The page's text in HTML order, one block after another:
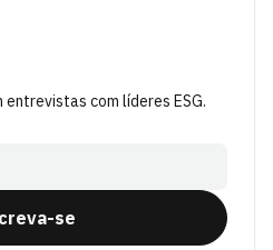
entrevistas com líderes ESG.
se